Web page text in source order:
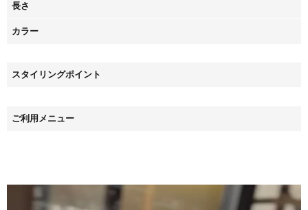
長さ
カラー
スタイリングポイント
ご利用メニュー